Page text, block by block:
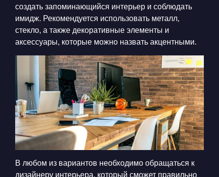
создать запоминающийся интерьер и соблюдать
имидж. Рекомендуется использовать металл,
стекло, а также декоративные элементы и
аксессуары, которые можно назвать акцентными.
В любом из вариантов необходимо обращаться к
дизайнеру интерьера, который сможет правильно